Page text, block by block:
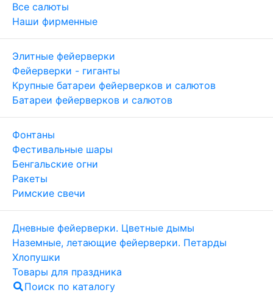
Все салюты
Наши фирменные
Элитные фейерверки
Фейерверки - гиганты
Крупные батареи фейерверков и салютов
Батареи фейерверков и салютов
Фонтаны
Фестивальные шары
Бенгальские огни
Ракеты
Римские свечи
Дневные фейерверки. Цветные дымы
Наземные, летающие фейерверки. Петарды
Хлопушки
Товары для праздника
Поиск по каталогу